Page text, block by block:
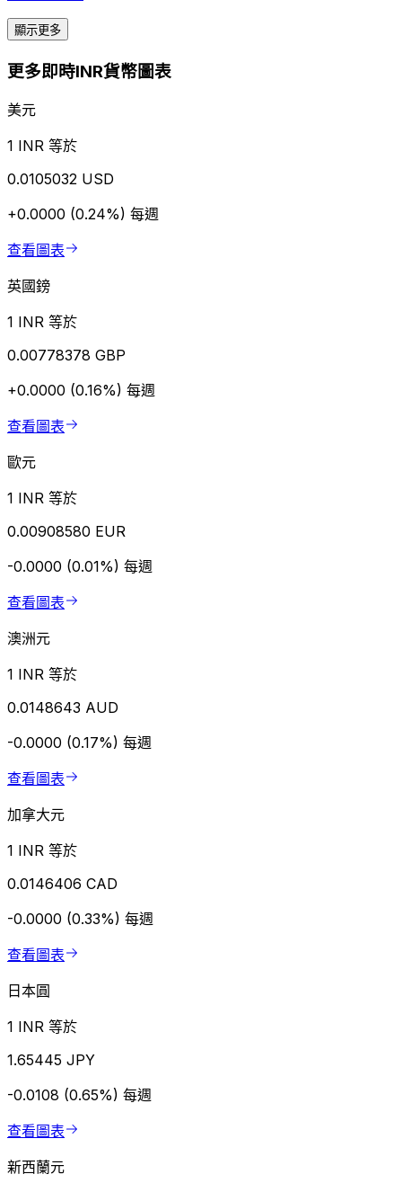
顯示更多
更多即時INR貨幣圖表
美元
1 INR 等於
0.0105032 USD
+0.0000 (0.24%) 每週
查看圖表
英國鎊
1 INR 等於
0.00778378 GBP
+0.0000 (0.16%) 每週
查看圖表
歐元
1 INR 等於
0.00908580 EUR
-0.0000 (0.01%) 每週
查看圖表
澳洲元
1 INR 等於
0.0148643 AUD
-0.0000 (0.17%) 每週
查看圖表
加拿大元
1 INR 等於
0.0146406 CAD
-0.0000 (0.33%) 每週
查看圖表
日本圓
1 INR 等於
1.65445 JPY
-0.0108 (0.65%) 每週
查看圖表
新西蘭元